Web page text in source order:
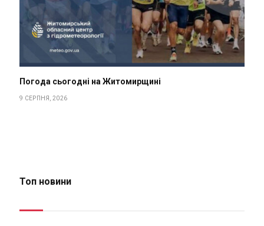
Погода сьогодні на Житомирщині
9 СЕРПНЯ, 2026
Топ новини